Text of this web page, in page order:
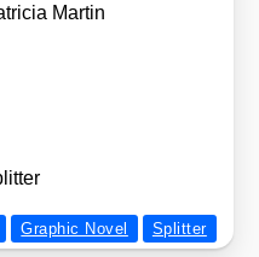
Mar­tin
Graphic Novel Splitter